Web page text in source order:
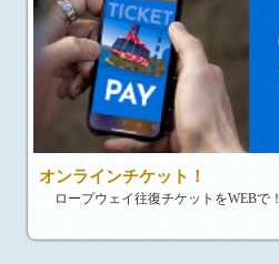
オンラインチケット！
ロープウェイ往復チケットをWEBで！